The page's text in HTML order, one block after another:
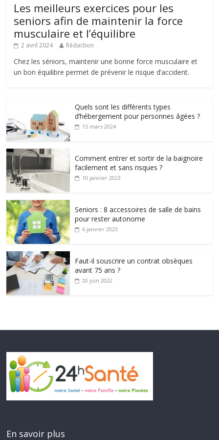
Les meilleurs exercices pour les
seniors afin de maintenir la force
musculaire et l’équilibre
2 avril 2024 Rédaction
Chez les séniors, maintenir une bonne force musculaire et
un bon équilibre permet de prévenir le risque d’accident.
Quels sont les différents types
d’hébergement pour personnes âgées ?
13 mars 2024
Comment entrer et sortir de la baignoire
facilement et sans risques ?
10 janvier 2023
Seniors : 8 accessoires de salle de bains
pour rester autonome
6 janvier 2023
Faut-il souscrire un contrat obsèques
avant 75 ans ?
20 juin 2022
En savoir plus